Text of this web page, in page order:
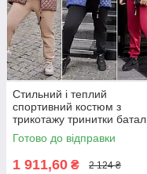
Стильний і теплий
спортивний костюм з
трикотажу тринитки батал
Готово до відправки
1 911,60 ₴ 2 124 ₴